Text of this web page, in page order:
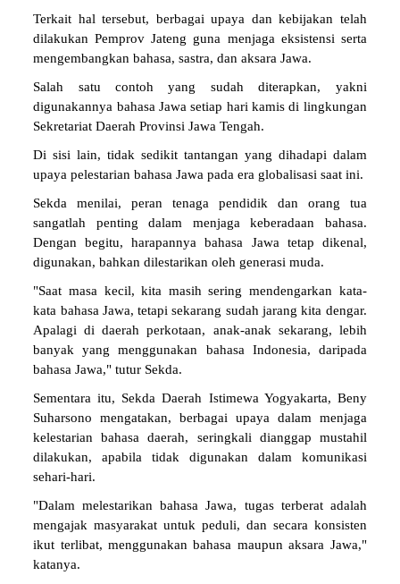
Terkait hal tersebut, berbagai upaya dan kebijakan telah
dilakukan Pemprov Jateng guna menjaga eksistensi serta
mengembangkan bahasa, sastra, dan aksara Jawa.
Salah satu contoh yang sudah diterapkan, yakni
digunakannya bahasa Jawa setiap hari kamis di lingkungan
Sekretariat Daerah Provinsi Jawa Tengah.
Di sisi lain, tidak sedikit tantangan yang dihadapi dalam
upaya pelestarian bahasa Jawa pada era globalisasi saat ini.
Sekda menilai, peran tenaga pendidik dan orang tua
sangatlah penting dalam menjaga keberadaan bahasa.
Dengan begitu, harapannya bahasa Jawa tetap dikenal,
digunakan, bahkan dilestarikan oleh generasi muda.
"Saat masa kecil, kita masih sering mendengarkan kata-
kata bahasa Jawa, tetapi sekarang sudah jarang kita dengar.
Apalagi di daerah perkotaan, anak-anak sekarang, lebih
banyak yang menggunakan bahasa Indonesia, daripada
bahasa Jawa," tutur Sekda.
Sementara itu, Sekda Daerah Istimewa Yogyakarta, Beny
Suharsono mengatakan, berbagai upaya dalam menjaga
kelestarian bahasa daerah, seringkali dianggap mustahil
dilakukan, apabila tidak digunakan dalam komunikasi
sehari-hari.
"Dalam melestarikan bahasa Jawa, tugas terberat adalah
mengajak masyarakat untuk peduli, dan secara konsisten
ikut terlibat, menggunakan bahasa maupun aksara Jawa,"
katanya.